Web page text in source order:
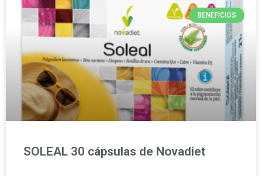
BENEFICIOS
SOLEAL 30 cápsulas de Novadiet